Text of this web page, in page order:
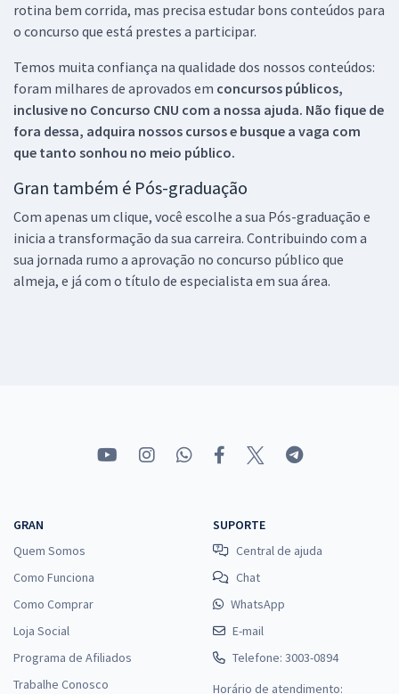
rotina bem corrida, mas precisa estudar bons conteúdos para
o concurso que está prestes a participar.
Temos muita confiança na qualidade dos nossos conteúdos:
foram milhares de aprovados em concursos públicos,
inclusive no Concurso CNU com a nossa ajuda. Não fique de
fora dessa, adquira nossos cursos e busque a vaga com
que tanto sonhou no meio público.
Gran também é Pós-graduação
Com apenas um clique, você escolhe a sua Pós-graduação e
inicia a transformação da sua carreira. Contribuindo com a
sua jornada rumo a aprovação no concurso público que
almeja, e já com o título de especialista em sua área.
GRAN
Quem Somos
Como Funciona
Como Comprar
Loja Social
Programa de Afiliados
Trabalhe Conosco
SUPORTE
Central de ajuda
Chat
WhatsApp
E-mail
Telefone: 3003-0894
Horário de atendimento: